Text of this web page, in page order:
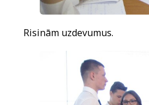
Risinām uzdevumus.